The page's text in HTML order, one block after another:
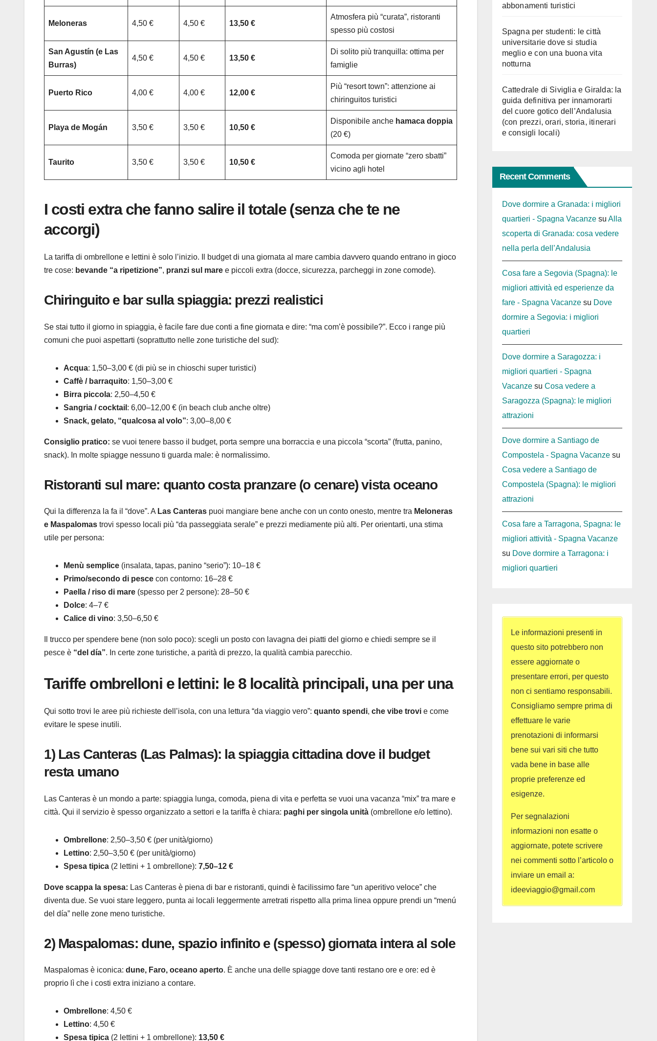
Meloneras 4,50 € 4,50 € 13,50 €
Atmosfera più “curata”, ristoranti
spesso più costosi
San Agustín (e Las
Burras)
4,50 € 4,50 € 13,50 €
Di solito più tranquilla: ottima per
famiglie
Puerto Rico 4,00 € 4,00 € 12,00 €
Più “resort town”: attenzione ai
chiringuitos turistici
Playa de Mogán 3,50 € 3,50 € 10,50 €
Disponibile anche hamaca doppia
(20 €)
Taurito 3,50 € 3,50 € 10,50 €
Comoda per giornate “zero sbatti”
vicino agli hotel
I costi extra che fanno salire il totale (senza che te ne
accorgi)
La tariffa di ombrellone e lettini è solo l’inizio. Il budget di una giornata al mare cambia davvero quando entrano in gioco
tre cose: bevande “a ripetizione”, pranzi sul mare e piccoli extra (docce, sicurezza, parcheggi in zone comode).
Chiringuito e bar sulla spiaggia: prezzi realistici
Se stai tutto il giorno in spiaggia, è facile fare due conti a fine giornata e dire: “ma com’è possibile?”. Ecco i range più
comuni che puoi aspettarti (soprattutto nelle zone turistiche del sud):
Acqua: 1,50–3,00 € (di più se in chioschi super turistici)
Caffè / barraquito: 1,50–3,00 €
Birra piccola: 2,50–4,50 €
Sangria / cocktail : 6,00–12,00 € (in beach club anche oltre)
Snack, gelato, “qualcosa al volo”: 3,00–8,00 €
Consiglio pratico: se vuoi tenere basso il budget, porta sempre una borraccia e una piccola “scorta” (frutta, panino,
snack). In molte spiagge nessuno ti guarda male: è normalissimo.
Ristoranti sul mare: quanto costa pranzare (o cenare) vista oceano
Qui la differenza la fa il “dove”. A Las Canteras puoi mangiare bene anche con un conto onesto, mentre tra Meloneras
e Maspalomas trovi spesso locali più “da passeggiata serale” e prezzi mediamente più alti. Per orientarti, una stima
utile per persona:
Menù semplice (insalata, tapas, panino “serio”): 10–18 €
Primo/secondo di pesce con contorno: 16–28 €
Paella / riso di mare (spesso per 2 persone): 28–50 €
Dolce: 4–7 €
Calice di vino: 3,50–6,50 €
Il trucco per spendere bene (non solo poco): scegli un posto con lavagna dei piatti del giorno e chiedi sempre se il
pesce è “del día”. In certe zone turistiche, a parità di prezzo, la qualità cambia parecchio.
Tariffe ombrelloni e lettini: le 8 località principali, una per una
Qui sotto trovi le aree più richieste dell’isola, con una lettura “da viaggio vero”: quanto spendi, che vibe trovi e come
evitare le spese inutili.
1) Las Canteras (Las Palmas): la spiaggia cittadina dove il budget
resta umano
Las Canteras è un mondo a parte: spiaggia lunga, comoda, piena di vita e perfetta se vuoi una vacanza “mix” tra mare e
città. Qui il servizio è spesso organizzato a settori e la tariffa è chiara: paghi per singola unità (ombrellone e/o lettino).
Ombrellone: 2,50–3,50 € (per unità/giorno)
Lettino: 2,50–3,50 € (per unità/giorno)
Spesa tipica (2 lettini + 1 ombrellone): 7,50–12 €
Dove scappa la spesa: Las Canteras è piena di bar e ristoranti, quindi è facilissimo fare “un aperitivo veloce” che
diventa due. Se vuoi stare leggero, punta ai locali leggermente arretrati rispetto alla prima linea oppure prendi un “menú
del día” nelle zone meno turistiche.
2) Maspalomas: dune, spazio infinito e (spesso) giornata intera al sole
Maspalomas è iconica: dune, Faro, oceano aperto. È anche una delle spiagge dove tanti restano ore e ore: ed è
proprio lì che i costi extra iniziano a contare.
Ombrellone: 4,50 €
Lettino: 4,50 €
Spesa tipica (2 lettini + 1 ombrellone): 13,50 €
abbonamenti turistici
Spagna per studenti: le città
universitarie dove si studia
meglio e con una buona vita
notturna
Cattedrale di Siviglia e Giralda: la
guida definitiva per innamorarti
del cuore gotico dell’Andalusia
(con prezzi, orari, storia, itinerari
e consigli locali)
Recent Comments
Dove dormire a Granada: i migliori
quartieri - Spagna Vacanzesu Alla
scoperta di Granada: cosa vedere
nella perla dell’Andalusia
Cosa fare a Segovia (Spagna): le
migliori attività ed esperienze da
fare - Spagna Vacanzesu Dove
dormire a Segovia: i migliori
quartieri
Dove dormire a Saragozza: i
migliori quartieri - Spagna
Vacanzesu Cosa vedere a
Saragozza (Spagna): le migliori
attrazioni
Dove dormire a Santiago de
Compostela - Spagna Vacanzesu
Cosa vedere a Santiago de
Compostela (Spagna): le migliori
attrazioni
Cosa fare a Tarragona, Spagna: le
migliori attività - Spagna Vacanze
su Dove dormire a Tarragona: i
migliori quartieri
Le informazioni presenti in
questo sito potrebbero non
essere aggiornate o
presentare errori, per questo
non ci sentiamo responsabili.
Consigliamo sempre prima di
effettuare le varie
prenotazioni di informarsi
bene sui vari siti che tutto
vada bene in base alle
proprie preferenze ed
esigenze.
Per segnalazioni
informazioni non esatte o
aggiornate, potete scrivere
nei commenti sotto l’articolo o
inviare un email a:
ideeviaggio@gmail.com